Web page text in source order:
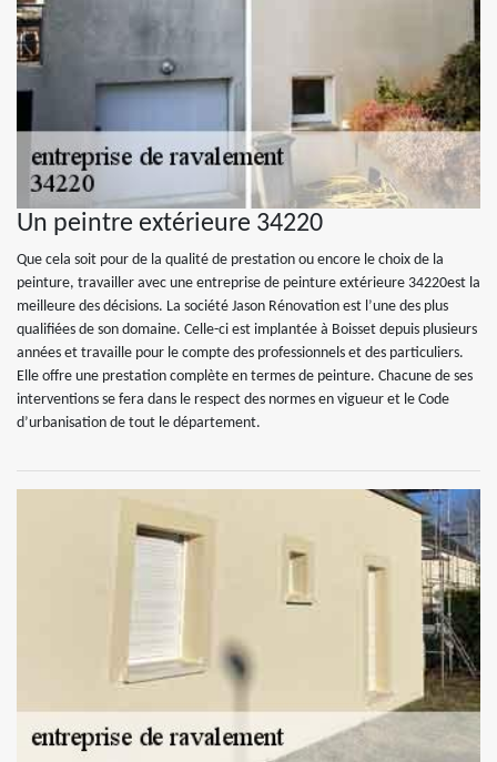
Un peintre extérieure 34220
Que cela soit pour de la qualité de prestation ou encore le choix de la
peinture, travailler avec une entreprise de peinture extérieure 34220est la
meilleure des décisions. La société Jason Rénovation est l’une des plus
qualifiées de son domaine. Celle-ci est implantée à Boisset depuis plusieurs
années et travaille pour le compte des professionnels et des particuliers.
Elle offre une prestation complète en termes de peinture. Chacune de ses
interventions se fera dans le respect des normes en vigueur et le Code
d’urbanisation de tout le département.